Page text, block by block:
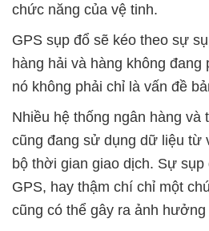
chức năng của vệ tinh.
GPS sụp đổ sẽ kéo theo sự
hàng hải và hàng không đang
nó không phải chỉ là vấn đề
Nhiều hệ thống ngân hàng và
cũng đang sử dụng dữ liệu từ
bộ thời gian giao dịch. Sự sụp
GPS, hay thậm chí chỉ một
cũng có thể gây ra ảnh hưởng